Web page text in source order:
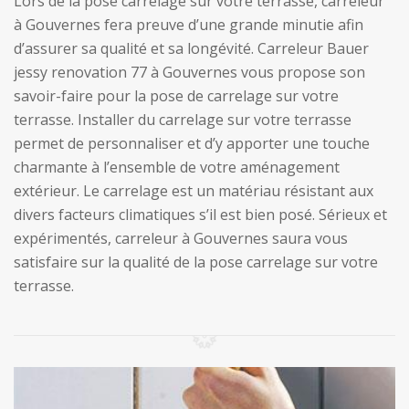
à Gouvernes fera preuve d’une grande minutie afin
d’assurer sa qualité et sa longévité. Carreleur Bauer
jessy renovation 77 à Gouvernes vous propose son
savoir-faire pour la pose de carrelage sur votre
terrasse. Installer du carrelage sur votre terrasse
permet de personnaliser et d’y apporter une touche
charmante à l’ensemble de votre aménagement
extérieur. Le carrelage est un matériau résistant aux
divers facteurs climatiques s’il est bien posé. Sérieux et
expérimentés, carreleur à Gouvernes saura vous
satisfaire sur la qualité de la pose carrelage sur votre
terrasse.